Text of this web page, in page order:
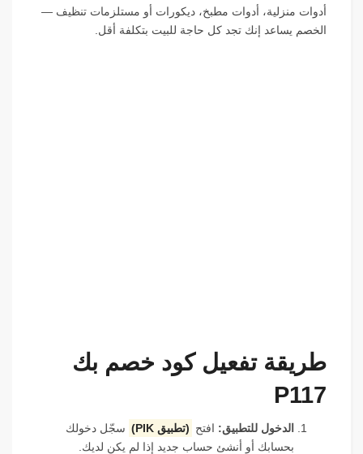
أدوات منزلية، أدوات مطبخ، ديكورات أو مستلزمات تنظيف —
الخصم يساعد إنك تجد كل حاجة للبيت بتكلفة أقل.
طريقة تفعيل كود خصم بك
P117
الدخول للتطبيق: افتح (تطبيق PIK)
سجّل دخولك
بحسابك أو أنشئ حساب جديد إذا لم يكن لديك.